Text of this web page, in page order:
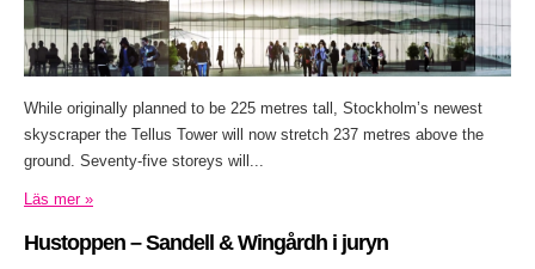
While originally planned to be 225 metres tall, Stockholm’s newest
skyscraper the Tellus Tower will now stretch 237 metres above the
ground. Seventy-five storeys will...
Läs mer »
Hustoppen – Sandell & Wingårdh i juryn